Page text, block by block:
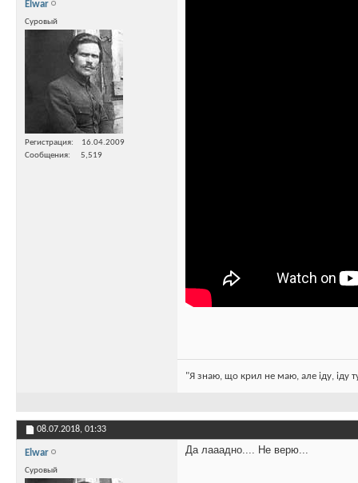
Elwar
Суровый
Регистрация
16.04.2009
Сообщения
5,519
"Я знаю, що крил не маю, але іду, іду
08.07.2018, 01:33
Elwar
Суровый
Да лааадно.... Не верю...